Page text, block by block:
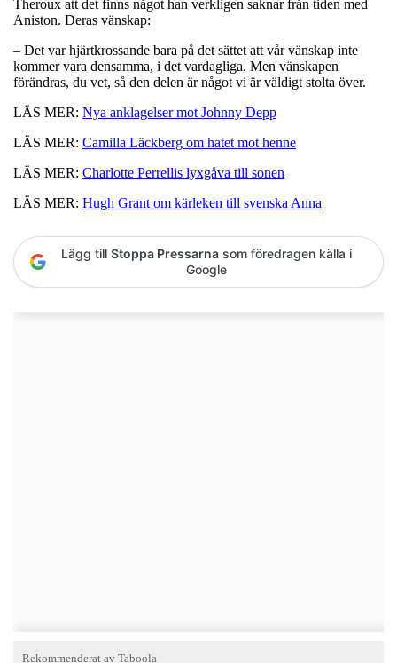
Theroux att det finns något han verkligen saknar från tiden med
Aniston. Deras vänskap:
– Det var hjärtkrossande bara på det sättet att vår vänskap inte
kommer vara densamma, i det vardagliga. Men vänskapen
förändras, du vet, så den delen är något vi är väldigt stolta över.
LÄS MER: Nya anklagelser mot Johnny Depp
LÄS MER: Camilla Läckberg om hatet mot henne
LÄS MER: Charlotte Perrellis lyxgåva till sonen
LÄS MER: Hugh Grant om kärleken till svenska Anna
Lägg till Stoppa Pressarna som föredragen källa i
Google